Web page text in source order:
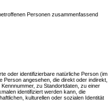
Personen zusammenfassend
oder identifizierbare natürliche Person (im
Person angesehen, die direkt oder indirekt,
zu Standortdaten, zu einer
identifiziert werden kann, die
kulturellen oder sozialen Identität